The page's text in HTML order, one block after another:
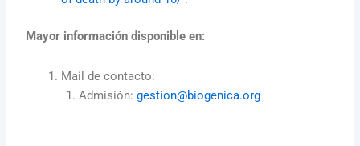
Mayor información disponible en:
Mail de contacto:
Admisión:gestion@biogenica.org